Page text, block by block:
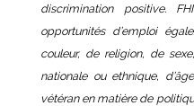
discrimination positive.
opportunités d’emploi
couleur, de religion, de
nationale ou ethnique,
vétéran en matière de